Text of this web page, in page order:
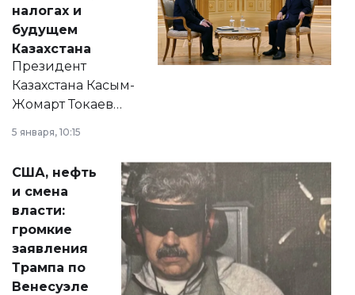
налогах и
будущем
Казахстана
Президент
Казахстана Касым-
Жомарт Токаев
сразу несколько
актуальных тем —
от слухов о
политических
реформах до
вопросов армии,
экономики и
личного здоровья.
5 января, 10:15
США, нефть
и смена
власти:
громкие
заявления
Трампа по
Венесуэле